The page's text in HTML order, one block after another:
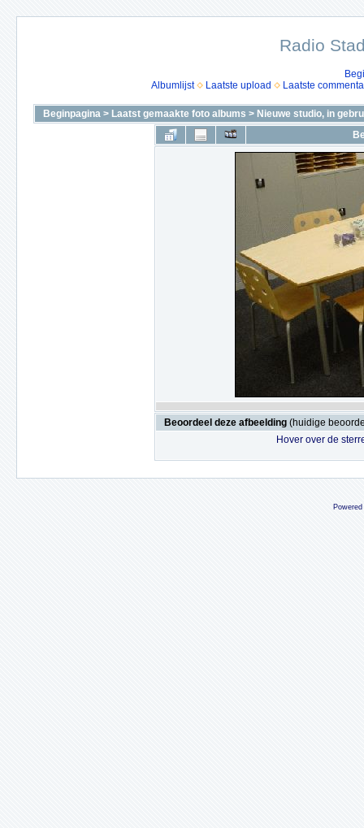
Radio
Albumlijst
Laatste upload Laatste
Beginpagina > Laatst gemaakte foto albums > Nieuwe studio, in
Beoordeel deze afbeelding (huidige
Hover over de